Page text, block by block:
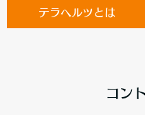
テラヘルツとは
コン